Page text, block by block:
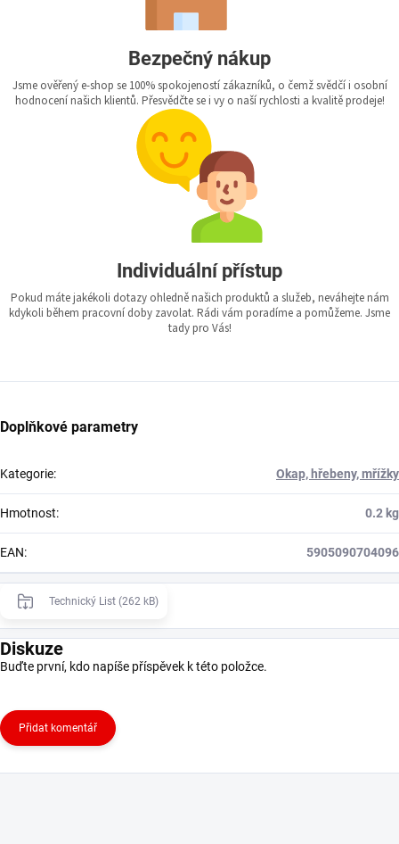
Bezpečný nákup
Jsme ověřený e-shop se 100% spokojeností zákazníků, o čemž svědčí i osobní
hodnocení našich klientů. Přesvědčte se i vy o naší rychlosti a kvalitě prodeje!
Individuální přístup
Pokud máte jakékoli dotazy ohledně našich produktů a služeb, neváhejte nám
kdykoli během pracovní doby zavolat. Rádi vám poradíme a pomůžeme. Jsme
tady pro Vás!
Doplňkové parametry
Kategorie: Okap, hřebeny, mřížky
Hmotnost: 0.2 kg
EAN: 5905090704096
Technický List (262 kB)
Diskuze
Buďte první, kdo napíše příspěvek k této položce.
Přidat komentář